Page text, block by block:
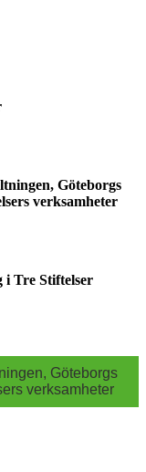
Göteborgs
verksamheter
i Tre Stiftelser
Göteborgs
verksamheter